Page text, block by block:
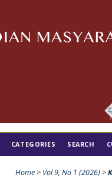
CATEGORIES SEARCH
Home > Vol 9, No 1 (2026) >